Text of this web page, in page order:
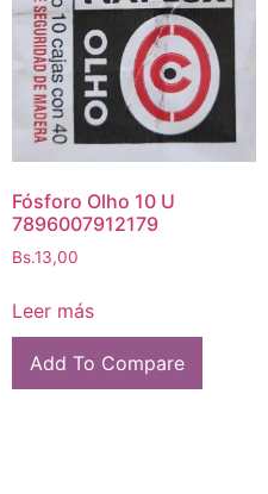
Fósforo Olho 10 U
7896007912179
Bs.13,00
Leer más
Add To Compare